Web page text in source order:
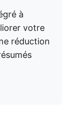
à
votre
réduction